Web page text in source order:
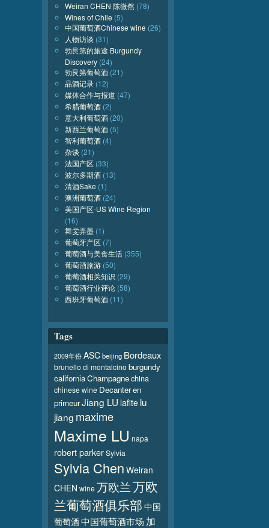
Weiran CHEN 陈微然 (78)
Wines of Chile (5)
中国葡萄酒Chinese wine (26)
人物访谈 (31)
勃艮第的旅途 Burgundy
Discovery (24)
勃艮第葡萄酒 (21)
品酒记录 (12)
媒体合作与报道 (47)
希腊葡萄酒 (2)
意大利葡萄酒 (20)
新西兰葡萄酒 (5)
智利葡萄酒 (4)
杂谈 (21)
法国产区 (33)
波尔多期酒 (13)
清酒Sake (1)
澳洲葡萄酒 (24)
美国产区-US Wine Region
(16)
舞雯弄墨 (1)
葡萄牙产区 (7)
葡萄酒与美食生活 (355)
葡萄酒旅游 (50)
葡萄酒相关知识 (29)
葡萄酒行业评论 (58)
西班牙葡萄酒 (11)
Tags
2009年份 ASCbeijing Bordeaux
brunello di montalcinoburgundy
californiaChampagnechina
chinese wine Decanteren
primeurJiang LU lafite lu
jiang maxime
Maxime LU napa
robert parkerSylvia
Sylvia Chen Weiran
CHEN wine万欧兰万欧
兰葡萄酒俱乐部中国
葡萄酒中国葡萄酒市场 加